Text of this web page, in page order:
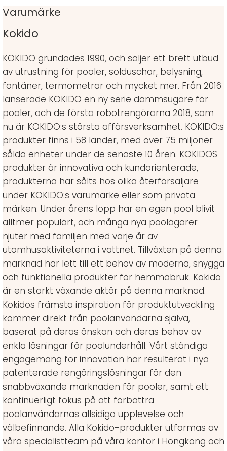
Varumärke
Kokido
KOKIDO grundades 1990, och säljer ett brett utbud
av utrustning för pooler, solduschar, belysning,
fontäner, termometrar och mycket mer. Från 2016
lanserade KOKIDO en ny serie dammsugare för
pooler, och de första robotrengörarna 2018, som
nu är KOKIDO:s största affärsverksamhet. KOKIDO:s
produkter finns i 58 länder, med över 75 miljoner
sålda enheter under de senaste 10 åren. KOKIDOS
produkter är innovativa och kundorienterade,
produkterna har sålts hos olika återförsäljare
under KOKIDO:s varumärke eller som privata
märken. Under årens lopp har en egen pool blivit
alltmer populärt, och många nya poolägarer
njuter med familjen med varje år av
utomhusaktiviteterna i vattnet. Tillväxten på denna
marknad har lett till ett behov av moderna, snygga
och funktionella produkter för hemmabruk. Kokido
är en starkt växande aktör på denna marknad.
Kokidos främsta inspiration för produktutveckling
kommer direkt från poolanvändarna själva,
baserat på deras önskan och deras behov av
enkla lösningar för poolunderhåll. Vårt ständiga
engagemang för innovation har resulterat i nya
patenterade rengöringslösningar för den
snabbväxande marknaden för pooler, samt ett
kontinuerligt fokus på att förbättra
poolanvändarnas allsidiga upplevelse och
välbefinnande. Alla Kokido-produkter utformas av
våra specialistteam på våra kontor i Hongkong och